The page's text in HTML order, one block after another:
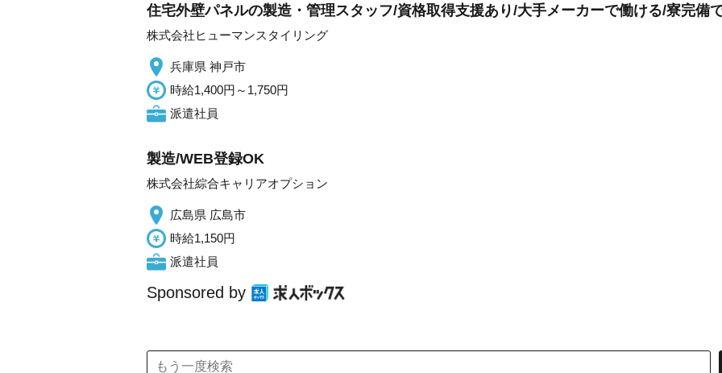
住宅外壁パネルの製造・管理スタッフ/資格取得支援あり/大手メーカーで働ける/寮完備
株式会社ヒューマンスタイリング
兵庫県 神戸市
時給1,400円～1,750円
派遣社員
製造/WEB登録OK
株式会社綜合キャリアオプション
広島県 広島市
時給1,150円
派遣社員
Sponsored by